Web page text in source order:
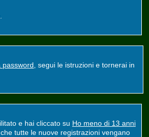
password , segui le istruzioni e tornerai in
e hai cliccato su Ho meno di 13 anni
tutte le nuove registrazioni vengano